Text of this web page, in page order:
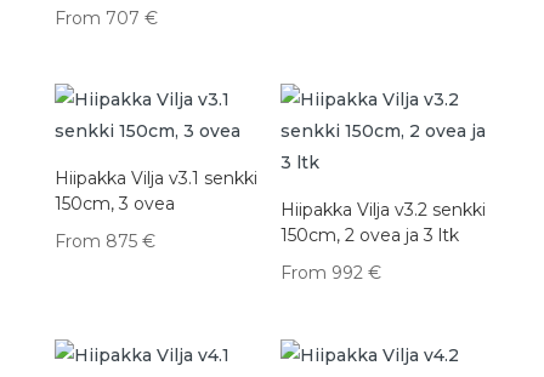
From 707 €
Hiipakka Vilja v3.1 senkki
150cm, 3 ovea
From 875 €
Hiipakka Vilja v3.2 senkki
150cm, 2 ovea ja 3 ltk
From 992€